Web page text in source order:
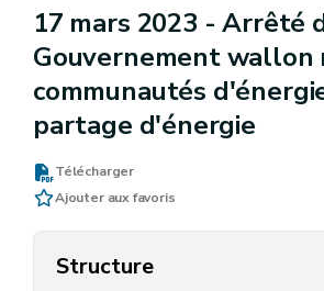
17 mars 2023 -Arrêté
Gouvernement wallon
communautés
partage d'énergie
Télécharger
Ajouter aux favoris
Structure